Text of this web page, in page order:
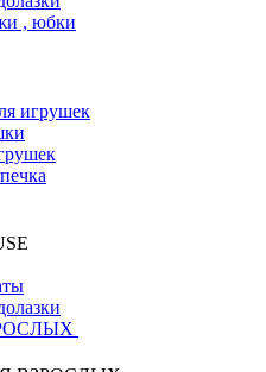
, юбки
игрушек